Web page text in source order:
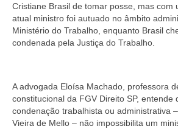
Cristiane Brasil de tomar posse, mas com
atual ministro foi autuado no âmbito
Ministério do Trabalho, enquanto Brasil
condenada pela Justiça do Trabalho.
A advogada Eloísa Machado, professora
constitucional da FGV Direito SP, entende
condenação trabalhista ou administrativa
Vieira de Mello – não impossibilita um